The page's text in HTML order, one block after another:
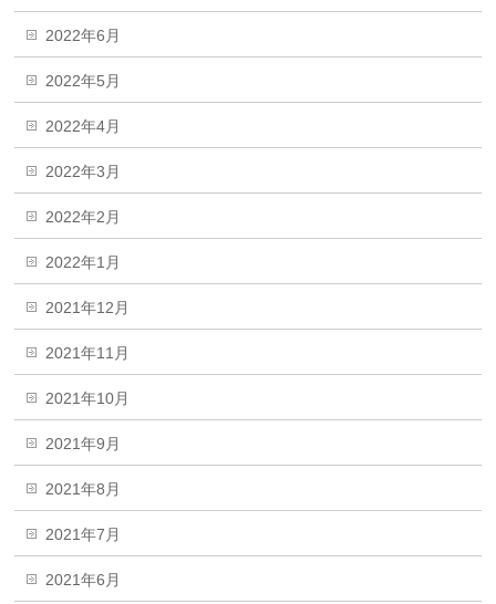
2022年6月
2022年5月
2022年4月
2022年3月
2022年2月
2022年1月
2021年12月
2021年11月
2021年10月
2021年9月
2021年8月
2021年7月
2021年6月